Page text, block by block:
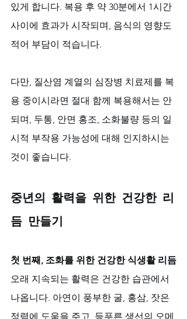
있게 합니다. 복용 후 약 30분에서 1시간
사이에 효과가 시작되며, 음식의 영향도
적어 부담이 적습니다.
다만, 질산염 계열의 심장병 치료제를 복
용 중이시라면 절대 함께 복용해서는 안
되며, 두통, 안면 홍조, 소화불량 등의 일
시적 부작용 가능성에 대해 인지하시는
것이 좋습니다.
중년의 활력을 위한 건강한 리
듬 만들기
첫 번째, 조화를 위한 건강한 식생활 리듬
오래 지속되는 활력은 건강한 습관에서
나옵니다. 아연이 풍부한 굴, 홍삼, 잣은
정력에 도움을 주고, 등푸른 생선의 오메